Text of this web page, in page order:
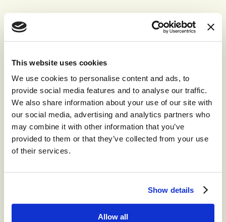
This website uses cookies
We use cookies to personalise content and ads, to
provide social media features and to analyse our traffic.
We also share information about your use of our site with
our social media, advertising and analytics partners who
may combine it with other information that you’ve
provided to them or that they’ve collected from your use
of their services.
Show details
Allow all
Koersen op data en omnichannel
integratie
data uit verschillende kanalen verzamelen en analyseren. Dit
maakt het mogelijk om te begrijpen hoe prestaties en
beleving zich tot elkaar verhouden, en om gericht te
verbeteren, bijvoorbeeld als een kanaal technisch goed
scoort maar inwoners toch ontevreden zijn.De gemeente
werkt aan een naadloze overgang tussen kanalen, zodat
inwoners hun verhaal niet opnieuw hoeven te vertellen als ze
van chat naar telefoon of e-mail overstappen, de kern van
echte omnichannel dienstverlening.
Medewerkers ervaren de nieuwe omgeving als sneller en